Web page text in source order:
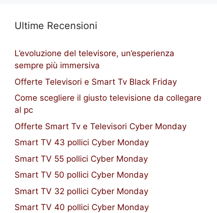
Ultime Recensioni
L’evoluzione del televisore, un’esperienza
sempre più immersiva
Offerte Televisori e Smart Tv Black Friday
Come scegliere il giusto televisione da collegare
al pc
Offerte Smart Tv e Televisori Cyber Monday
Smart TV 43 pollici Cyber Monday
Smart TV 55 pollici Cyber Monday
Smart TV 50 pollici Cyber Monday
Smart TV 32 pollici Cyber Monday
Smart TV 40 pollici Cyber Monday